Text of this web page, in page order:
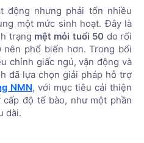
động nhưng phải tốn nhiều
một mức sinh hoạt. Đây là
trạng mệt mỏi tuổi 50 do rối
phổ biến hơn. Trong bối
chỉnh giấc ngủ, vận động và
đã lựa chọn giải pháp hỗ trợ
NMN, với mục tiêu cải thiện
độ tế bào, như một phần
dài.